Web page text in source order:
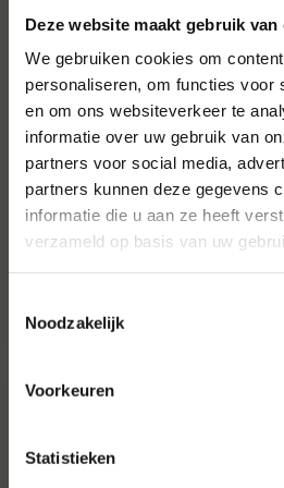
Deze website maakt gebruik van
We gebruiken cookies om
personaliseren, om functies voor
en om ons websiteverkeer te
informatie over uw gebruik van
partners voor social media,
partners kunnen deze gegevens
informatie die u aan ze heeft
verzameld op basis van uw
Noodzakelijk
Voorkeuren
Statistieken
Voor al uw
partijen
Hansen Evenementen is uw